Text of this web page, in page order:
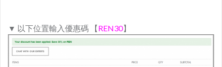
▼ 以下位置輸入優惠碼 【REN30】